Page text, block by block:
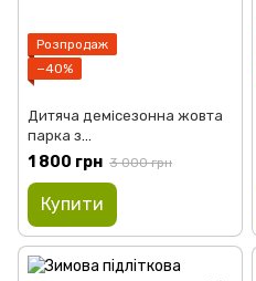
Розпродаж
−40%
Дитяча демісезонна жовта
парка з
водовідштовхувальної
плащової тканини
1 800 грн 3 000 грн
Купити